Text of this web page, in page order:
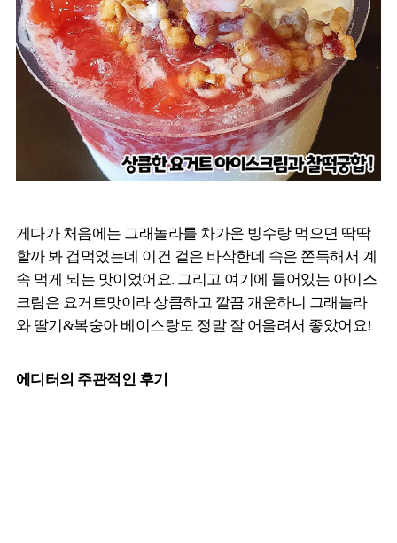
게다가 처음에는 그래놀라를 차가운 빙수랑 먹으면 딱딱
할까 봐 겁먹었는데 이건 겉은 바삭한데 속은 쫀득해서 계
속 먹게 되는 맛이었어요. 그리고 여기에 들어있는 아이스
크림은 요거트맛이라 상큼하고 깔끔 개운하니 그래놀라
와 딸기&복숭아 베이스랑도 정말 잘 어울려서 좋았어요!
에디터의 주관적인 후기